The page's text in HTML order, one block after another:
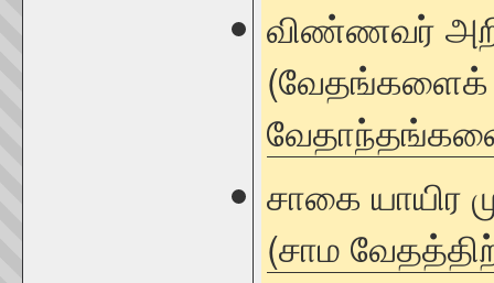
விண்ணவர்
(வேதங்களைக்
சாகை யாயிர
(சாம